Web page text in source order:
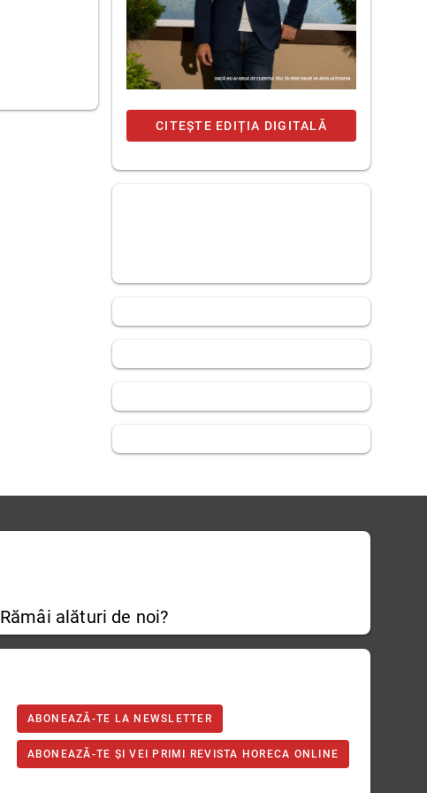
CITEȘTE EDIȚIA DIGITALĂ
Rămâi alături de noi?
ABONEAZĂ-TE LA NEWSLETTER
ABONEAZĂ-TE ȘI VEI PRIMI REVISTA HORECA ONLINE